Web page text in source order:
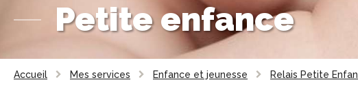
Petite enfance
Accueil Mes services Enfance et jeunesse Relais Petite